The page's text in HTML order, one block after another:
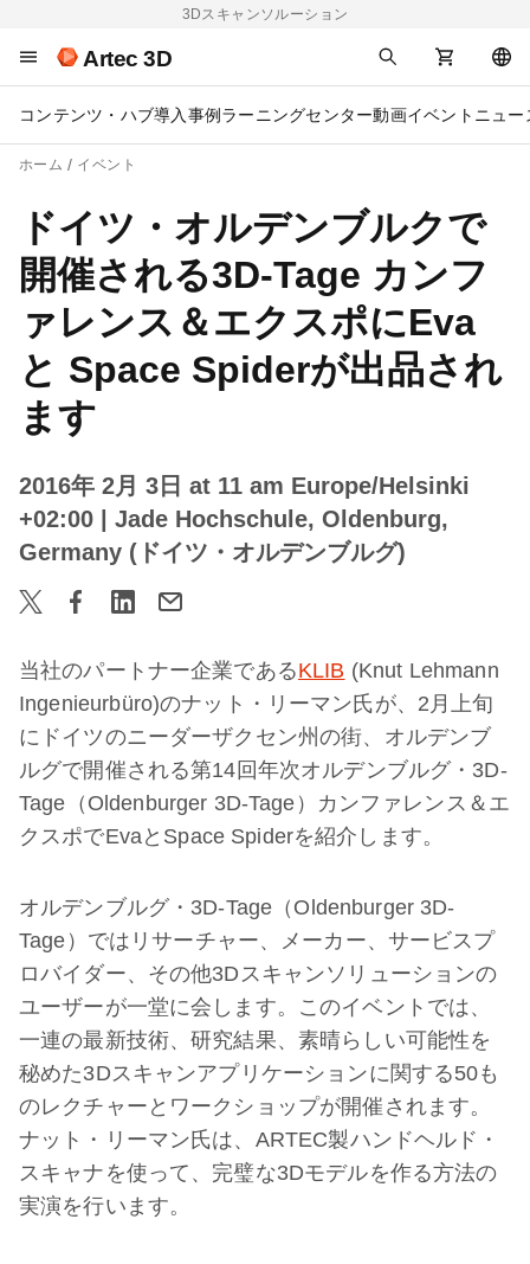
3Dスキャンソルーション
Artec 3D
コンテンツ・ハブ導入事例 ラーニングセンター動画イベント ニュー
ホーム イベント
ドイツ・オルデンブルクで
開催される3D-Tage カンフ
ァレンス＆エクスポにEva
と Space Spiderが出品され
ます
2016年 2月 3日 at 11 am Europe/Helsinki
+02:00
| Jade Hochschule, Oldenburg,
Germany (ドイツ・オルデンブルグ)
当社のパートナー企業であるKLIB (Knut Lehmann
Ingenieurbüro)のナット・リーマン氏が、2月上旬
にドイツのニーダーザクセン州の街、オルデンブ
ルグで開催される第14回年次オルデンブルグ・3D-
Tage（Oldenburger 3D-Tage）カンファレンス＆エ
クスポでEvaとSpace Spiderを紹介します。
オルデンブルグ・3D-Tage（Oldenburger 3D-
Tage）ではリサーチャー、メーカー、サービスプ
ロバイダー、その他3Dスキャンソリューションの
ユーザーが一堂に会します。このイベントでは、
一連の最新技術、研究結果、素晴らしい可能性を
秘めた3Dスキャンアプリケーションに関する50も
のレクチャーとワークショップが開催されます。
ナット・リーマン氏は、ARTEC製ハンドヘルド・
スキャナを使って、完璧な3Dモデルを作る方法の
実演を行います。